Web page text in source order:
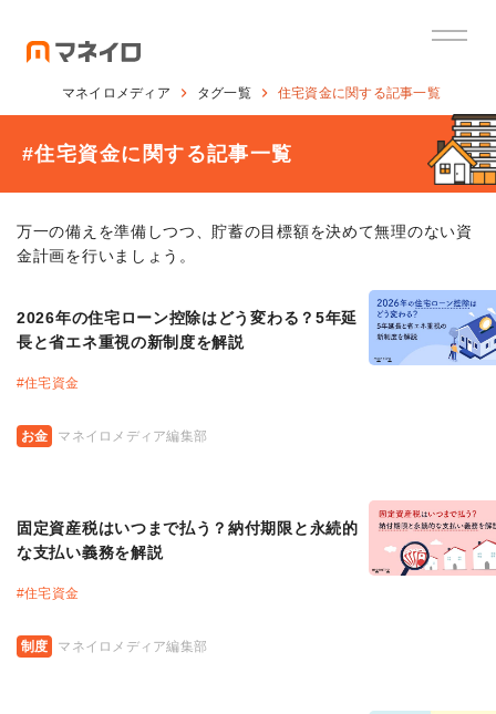
マネイロメディア タグ一覧 住宅資金に関する記事一覧
#住宅資金に関する記事一覧
万一の備えを準備しつつ、貯蓄の目標額を決めて無理のない資
金計画を行いましょう。
お金 マネイロメディア編集部
2026年の住宅ローン控除はどう変わる？5年延
長と省エネ重視の新制度を解説
#住宅資金
制度 マネイロメディア編集部
固定資産税はいつまで払う？納付期限と永続的
な支払い義務を解説
#住宅資金